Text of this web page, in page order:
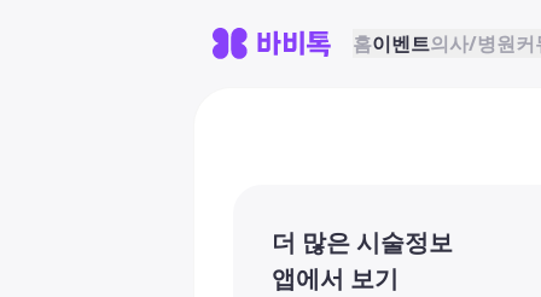
홈이벤트의사/병원커
더 많은 시술정보
앱에서 보기